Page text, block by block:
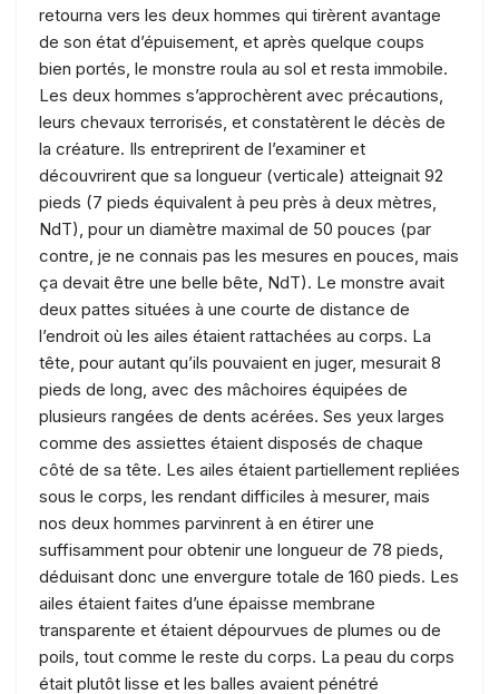
retourna vers les deux hommes qui tirèrent avantage
de son état d’épuisement, et après quelque coups
bien portés, le monstre roula au sol et resta immobile.
Les deux hommes s’approchèrent avec précautions,
leurs chevaux terrorisés, et constatèrent le décès de
la créature. Ils entreprirent de l’examiner et
découvrirent que sa longueur (verticale) atteignait 92
pieds (7 pieds équivalent à peu près à deux mètres,
NdT), pour un diamètre maximal de 50 pouces (par
contre, je ne connais pas les mesures en pouces, mais
ça devait être une belle bête, NdT). Le monstre avait
deux pattes situées à une courte de distance de
l’endroit où les ailes étaient rattachées au corps. La
tête, pour autant qu’ils pouvaient en juger, mesurait 8
pieds de long, avec des mâchoires équipées de
plusieurs rangées de dents acérées. Ses yeux larges
comme des assiettes étaient disposés de chaque
côté de sa tête. Les ailes étaient partiellement repliées
sous le corps, les rendant difficiles à mesurer, mais
nos deux hommes parvinrent à en étirer une
suffisamment pour obtenir une longueur de 78 pieds,
déduisant donc une envergure totale de 160 pieds. Les
ailes étaient faites d’une épaisse membrane
transparente et étaient dépourvues de plumes ou de
poils, tout comme le reste du corps. La peau du corps
était plutôt lisse et les balles avaient pénétré